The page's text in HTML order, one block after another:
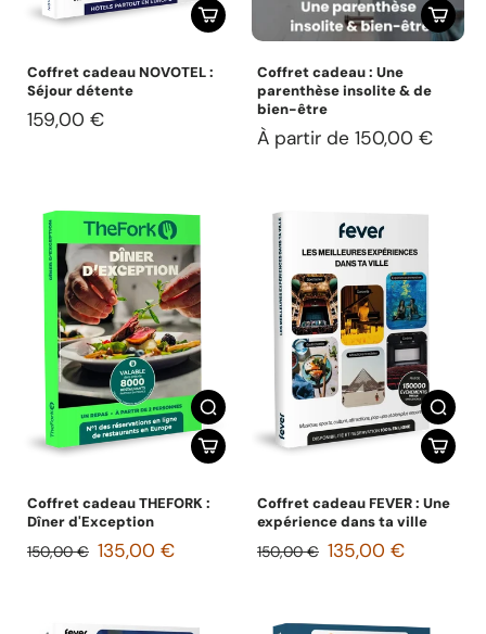
Coffret cadeau NOVOTEL :
Séjour détente
159,00 €
Coffret cadeau : Une
parenthèse insolite & de
bien-être
À partir de 150,00 €
Coffret cadeau THEFORK :
Dîner d'Exception
150,00 € 135,00 €
Coffret cadeau FEVER : Une
expérience dans ta ville
150,00 € 135,00 €